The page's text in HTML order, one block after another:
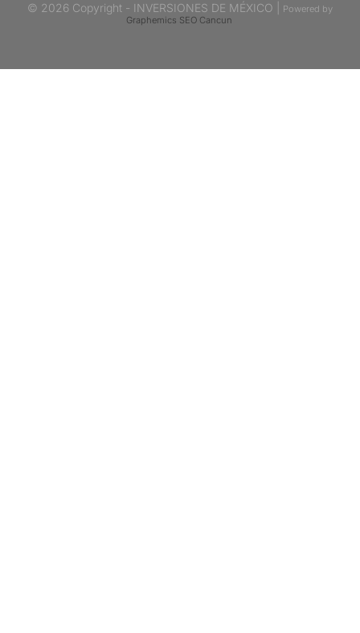
© 2026 Copyright - INVERSIONES DE MÉXICO |
Powered by
Graphemics SEO Cancun